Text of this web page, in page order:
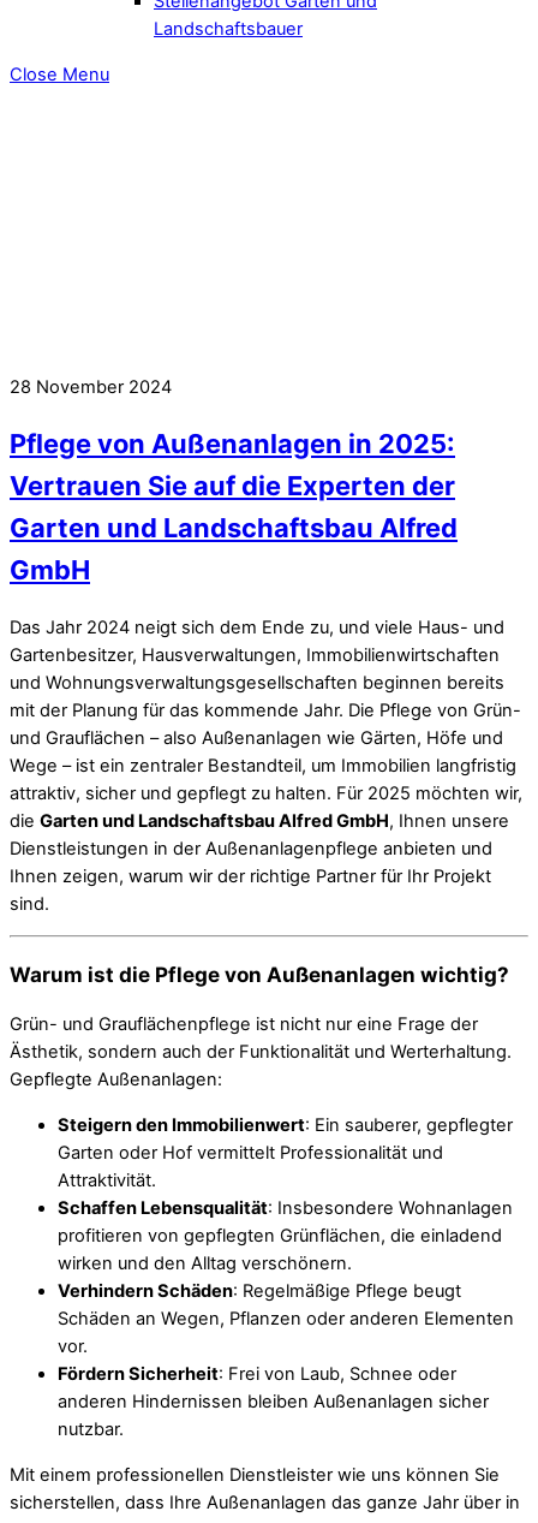
Landschaftsbauer
Close Menu
28 November 2024
Pflege von Außenanlagen in 2025:
Vertrauen Sie auf die Experten der
Garten und Landschaftsbau Alfred
GmbH
Das Jahr 2024 neigt sich dem Ende zu, und viele Haus- und
Gartenbesitzer, Hausverwaltungen, Immobilienwirtschaften
und Wohnungsverwaltungsgesellschaften beginnen bereits
mit der Planung für das kommende Jahr. Die Pflege von Grün-
und Grauflächen – also Außenanlagen wie Gärten, Höfe und
Wege – ist ein zentraler Bestandteil, um Immobilien langfristig
attraktiv, sicher und gepflegt zu halten. Für 2025 möchten wir,
die Garten und Landschaftsbau Alfred GmbH, Ihnen unsere
Dienstleistungen in der Außenanlagenpflege anbieten und
Ihnen zeigen, warum wir der richtige Partner für Ihr Projekt
sind.
Warum ist die Pflege von Außenanlagen wichtig?
Grün- und Grauflächenpflege ist nicht nur eine Frage der
Ästhetik, sondern auch der Funktionalität und Werterhaltung.
Gepflegte Außenanlagen:
Steigern den Immobilienwert: Ein sauberer, gepflegter
Garten oder Hof vermittelt Professionalität und
Attraktivität.
Schaffen Lebensqualität: Insbesondere Wohnanlagen
profitieren von gepflegten Grünflächen, die einladend
wirken und den Alltag verschönern.
Verhindern Schäden: Regelmäßige Pflege beugt
Schäden an Wegen, Pflanzen oder anderen Elementen
vor.
Fördern Sicherheit: Frei von Laub, Schnee oder
anderen Hindernissen bleiben Außenanlagen sicher
nutzbar.
Mit einem professionellen Dienstleister wie uns können Sie
sicherstellen, dass Ihre Außenanlagen das ganze Jahr über in